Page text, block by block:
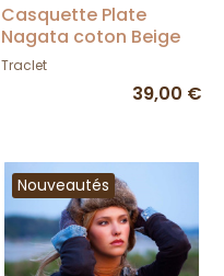
Casquette Plate
Nagata coton Beige
Traclet
39,00 €
Nouveautés